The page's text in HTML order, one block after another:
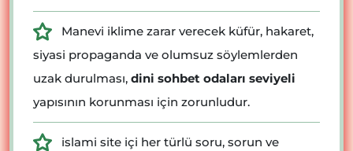
Manevi iklime zarar verecek küfür, hakaret,
siyasi propaganda ve olumsuz söylemlerden
uzak durulması, dini sohbet odaları seviyeli
yapısının korunması için zorunludur.
islami site içi her türlü soru, sorun ve